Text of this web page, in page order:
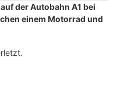
der Autobahn A1 bei
einem Motorrad und